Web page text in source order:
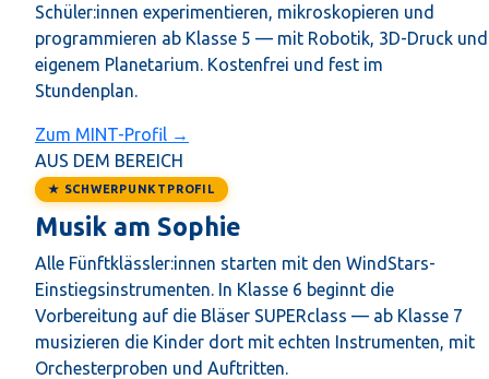
Schüler:innen experimentieren, mikroskopieren und
programmieren ab Klasse 5 — mit Robotik, 3D-Druck und
eigenem Planetarium. Kostenfrei und fest im
Stundenplan.
Zum MINT-Profil →
AUS DEM BEREICH
★ SCHWERPUNKTPROFIL
Musik am Sophie
Alle Fünftklässler:innen starten mit den WindStars-
Einstiegsinstrumenten. In Klasse 6 beginnt die
Vorbereitung auf die Bläser SUPERclass — ab Klasse 7
musizieren die Kinder dort mit echten Instrumenten, mit
Orchesterproben und Auftritten.